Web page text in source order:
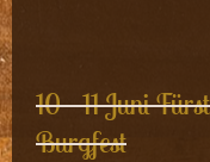
10 - 11 Juni
Burgfest